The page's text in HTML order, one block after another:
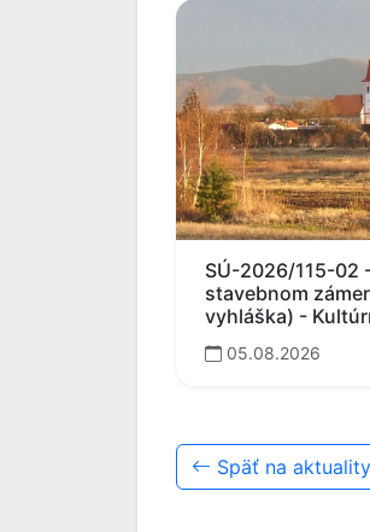
SÚ-2026/115-02
stavebnom
vyhláška) -
05.08.2026
Späť na aktuality